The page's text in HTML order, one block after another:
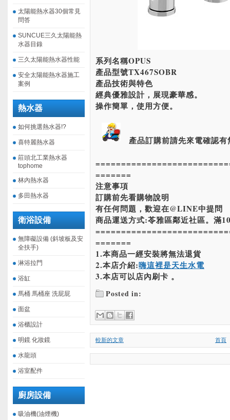
太陽能熱水器30個常見
問答
SUNCUE三久太陽能熱
水器目錄
三久太陽能熱水器性能
安全太陽能熱水器施工
案例
熱水器
如何挑選熱水器!?
喜特麗熱水器
莊頭北工業熱水器
tophome
林內熱水器
多田熱水器
衛浴設備
無障礙設備 (斜坡板及安
全扶手)
淋浴拉門
浴缸
馬桶 馬桶座 洗屁屁
面盆
浴櫃設計
明鏡 化妝鏡
水龍頭
浴室配件
廚房設備
吸油機(油煙機)
系列名稱OPUS
產品型號TX467SOBR
產品技術與特色
經典優雅設計，展現豪華感。
操作簡單，使用方便。
產品訂購前請先來電確認有
=======
注意事項
訂購前先看購物說明
有任何問題，歡迎在@LINE中提問
商品運送方式:苓雅區鄰近社區。滿
=======
1.本商品一經安裝將無法退貨
2.本店介紹:嗨這裡是天生水電
3.本店可以店內刷卡 。
Posted in:
較新的文章 首頁